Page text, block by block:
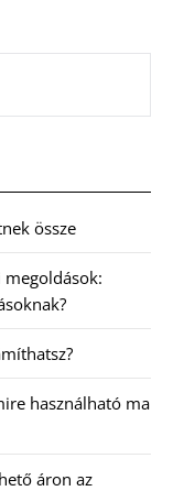
össze
használható ma
áron az